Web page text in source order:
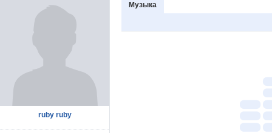
Музыка
ruby ruby